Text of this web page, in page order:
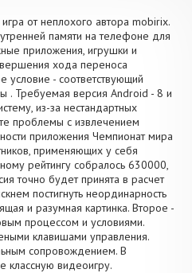
от неплохого автора mobirix.
памяти на телефоне для
приложения, игрушки и
хода переноса
- соответствующий
. Требуемая версия Android - 8 и
из-за нестандартных
проблемы с извлечением
приложения Чемпионат мира
применяющих у себя
рейтингу собралось 630000,
точно будет принята в расчет
постигнуть неординарность
и разумная картинка. Второе -
процессом и условиями.
клавишами управления.
сопровождением. В
классную видеоигру.